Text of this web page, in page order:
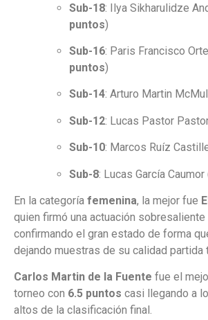
Sub-18: Ilya Sikharulidze
puntos)
Sub-16: Paris Francisco
puntos)
Sub-14: Arturo Martin
Sub-12: Lucas Pastor
Sub-10: Marcos Ruíz
Sub-8: Lucas García Caumor
En la categoría femenina, la mejor fue
quien firmó una actuación sobresaliente
confirmando el gran estado de forma
dejando muestras de su calidad partida
Carlos Martin de la Fuente fue el
torneo con 6.5 puntos casi llegando a
altos de la clasificación final.